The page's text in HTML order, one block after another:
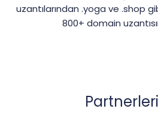
uzantılarından .yoga ve .shop
800+ domain